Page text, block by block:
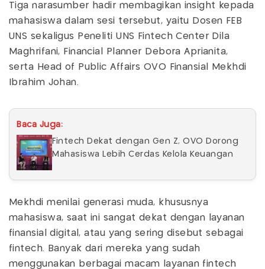
Tiga narasumber hadir membagikan insight kepada
mahasiswa dalam sesi tersebut, yaitu Dosen FEB
UNS sekaligus Peneliti UNS Fintech Center Dila
Maghrifani, Financial Planner Debora Aprianita,
serta Head of Public Affairs OVO Finansial Mekhdi
Ibrahim Johan.
Baca Juga:
Fintech Dekat dengan Gen Z, OVO Dorong
Mahasiswa Lebih Cerdas Kelola Keuangan
Mekhdi menilai generasi muda, khususnya
mahasiswa, saat ini sangat dekat dengan layanan
finansial digital, atau yang sering disebut sebagai
fintech. Banyak dari mereka yang sudah
menggunakan berbagai macam layanan fintech